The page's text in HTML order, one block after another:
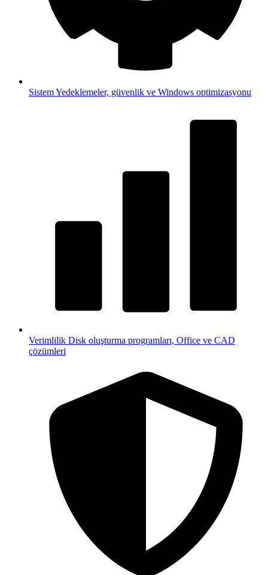
SistemYedeklemeler, güvenlik ve Windows optimizasyonu
Verimlilik Disk oluşturma programları, Office ve CAD
çözümleri